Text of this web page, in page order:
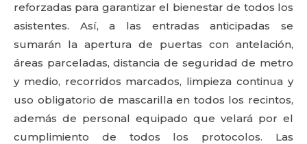
reforzadas para garantizar el bienestar de todos los
asistentes. Así, a las entradas anticipadas se
sumarán la apertura de puertas con antelación,
áreas parceladas, distancia de seguridad de metro
y medio, recorridos marcados, limpieza continua y
uso obligatorio de mascarilla en todos los recintos,
además de personal equipado que velará por el
cumplimiento de todos los protocolos. Las